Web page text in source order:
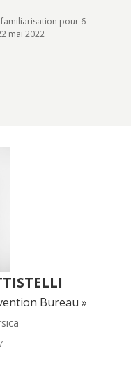
pour 6
mai 2022
Bureau »